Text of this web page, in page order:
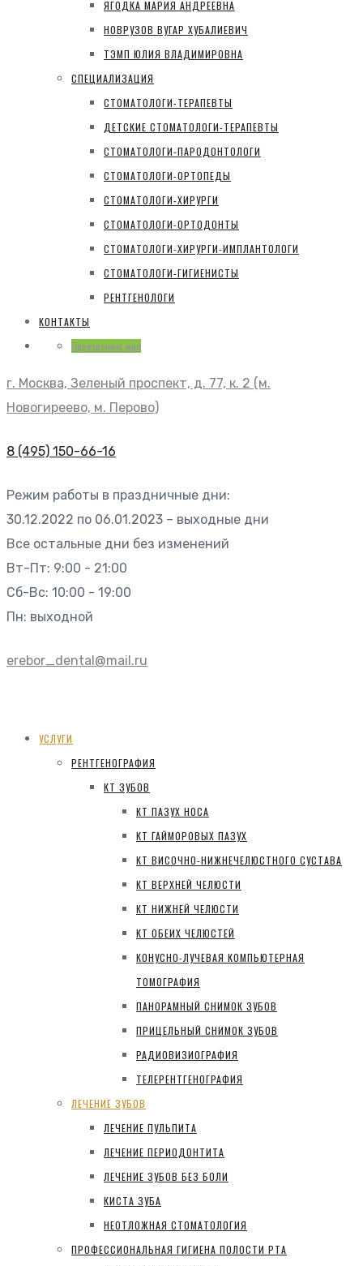
ЯГОДКА МАРИЯ АНДРЕЕВНА
НОВРУЗОВ ВУГАР ХУБАЛИЕВИЧ
ТЭМП ЮЛИЯ ВЛАДИМИРОВНА
СПЕЦИАЛИЗАЦИЯ
СТОМАТОЛОГИ-ТЕРАПЕВТЫ
ДЕТСКИЕ СТОМАТОЛОГИ-ТЕРАПЕВТЫ
СТОМАТОЛОГИ-ПАРОДОНТОЛОГИ
СТОМАТОЛОГИ-ОРТОПЕДЫ
СТОМАТОЛОГИ-ХИРУРГИ
СТОМАТОЛОГИ-ОРТОДОНТЫ
СТОМАТОЛОГИ-ХИРУРГИ-ИМПЛАНТОЛОГИ
СТОМАТОЛОГИ-ГИГИЕНИСТЫ
РЕНТГЕНОЛОГИ
КОНТАКТЫ
Перезвонить мне
г. Москва, Зеленый проспект, д. 77, к. 2 (м.
Новогиреево, м. Перово)
8 (495) 150-66-16
Режим работы в праздничные дни:
30.12.2022 по 06.01.2023 – выходные дни
Все остальные дни без изменений
Вт-Пт: 9:00 - 21:00
Сб-Вс: 10:00 - 19:00
Пн: выходной
erebor_dental@mail.ru
УСЛУГИ
РЕНТГЕНОГРАФИЯ
КТ ЗУБОВ
КТ ПАЗУХ НОСА
КТ ГАЙМОРОВЫХ ПАЗУХ
КТ ВИСОЧНО-НИЖНЕЧЕЛЮСТНОГО СУСТАВА
КТ ВЕРХНЕЙ ЧЕЛЮСТИ
КТ НИЖНЕЙ ЧЕЛЮСТИ
КТ ОБЕИХ ЧЕЛЮСТЕЙ
КОНУСНО-ЛУЧЕВАЯ КОМПЬЮТЕРНАЯ
ТОМОГРАФИЯ
ПАНОРАМНЫЙ СНИМОК ЗУБОВ
ПРИЦЕЛЬНЫЙ СНИМОК ЗУБОВ
РАДИОВИЗИОГРАФИЯ
ТЕЛЕРЕНТГЕНОГРАФИЯ
ЛЕЧЕНИЕ ЗУБОВ
ЛЕЧЕНИЕ ПУЛЬПИТА
ЛЕЧЕНИЕ ПЕРИОДОНТИТА
ЛЕЧЕНИЕ ЗУБОВ БЕЗ БОЛИ
КИСТА ЗУБА
НЕОТЛОЖНАЯ СТОМАТОЛОГИЯ
ПРОФЕССИОНАЛЬНАЯ ГИГИЕНА ПОЛОСТИ РТА